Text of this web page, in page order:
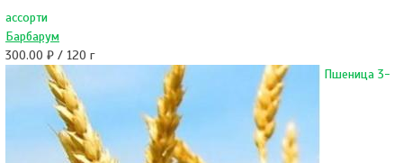
ассорти
Барбарум
300.00 ₽ / 120 г
Пшеница 3-